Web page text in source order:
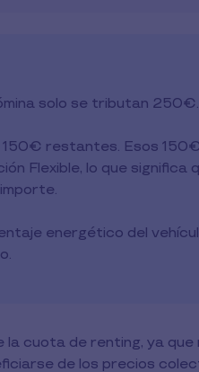
solo se tributan 250€.
150€ restantes. Esos
Flexible, lo que significa
energético del
cuota de renting, ya que
de los precios